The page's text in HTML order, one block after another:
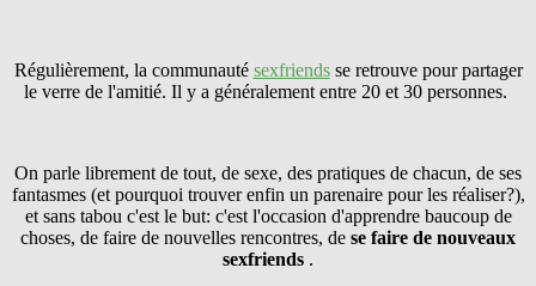
Régulièrement, la communauté sexfriendsse retrouve pour partager
le verre de l'amitié. Il y a généralement entre 20 et 30 personnes.
On parle librement de tout, de sexe, des pratiques de chacun, de ses
fantasmes (et pourquoi trouver enfin un parenaire pour les réaliser?),
et sans tabou c'est le but: c'est l'occasion d'apprendre baucoup de
choses, de faire de nouvelles rencontres, de se faire de nouveaux
sexfriends .